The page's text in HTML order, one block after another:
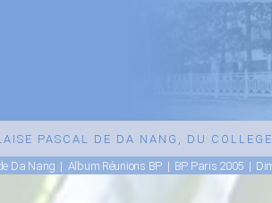
PASCAL DE DA NANG, DU
Da Nang | Album Réunions BP | BP Paris 2005 |